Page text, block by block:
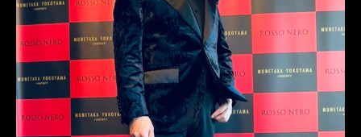
ミラノコレクション ミラノ Milano
オーダータキシード横浜 レンタルタキシード横浜 山本耀司
Milan フォーマルウェアデザイナー MILANOCOLLECTION
イベント 原宿 CFDTOKYOCOLLECTION24AW
CFDTOKYO
東京ファッションデザイナー協議会 三宅一生 川久保玲